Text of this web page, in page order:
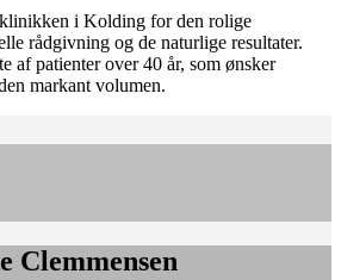
i Kolding for den rolige
rådgivning og de naturlige resultater.
af patienter over 40 år, som ønsker
markant volumen.
Clemmensen